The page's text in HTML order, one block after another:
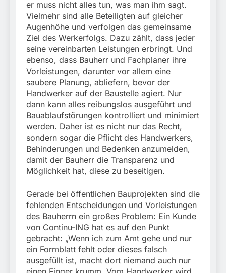
er muss nicht alles tun, was man ihm sagt.
Vielmehr sind alle Beteiligten auf gleicher
Augenhöhe und verfolgen das gemeinsame
Ziel des Werkerfolgs. Dazu zählt, dass jeder
seine vereinbarten Leistungen erbringt. Und
ebenso, dass Bauherr und Fachplaner ihre
Vorleistungen, darunter vor allem eine
saubere Planung, abliefern, bevor der
Handwerker auf der Baustelle agiert. Nur
dann kann alles reibungslos ausgeführt und
Bauablaufstörungen kontrolliert und minimiert
werden. Daher ist es nicht nur das Recht,
sondern sogar die Pflicht des Handwerkers,
Behinderungen und Bedenken anzumelden,
damit der Bauherr die Transparenz und
Möglichkeit hat, diese zu beseitigen.
Gerade bei öffentlichen Bauprojekten sind die
fehlenden Entscheidungen und Vorleistungen
des Bauherrn ein großes Problem: Ein Kunde
von Continu-ING hat es auf den Punkt
gebracht: „Wenn ich zum Amt gehe und nur
ein Formblatt fehlt oder dieses falsch
ausgefüllt ist, macht dort niemand auch nur